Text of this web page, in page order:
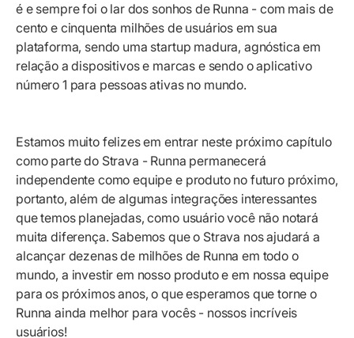
é e sempre foi o lar dos sonhos de Runna - com mais de
cento e cinquenta milhões de usuários em sua
plataforma, sendo uma startup madura, agnóstica em
relação a dispositivos e marcas e sendo o aplicativo
número 1 para pessoas ativas no mundo.
Estamos muito felizes em entrar neste próximo capítulo
como parte do Strava - Runna permanecerá
independente como equipe e produto no futuro próximo,
portanto, além de algumas integrações interessantes
que temos planejadas, como usuário você não notará
muita diferença. Sabemos que o Strava nos ajudará a
alcançar dezenas de milhões de Runna em todo o
mundo, a investir em nosso produto e em nossa equipe
para os próximos anos, o que esperamos que torne o
Runna ainda melhor para vocês - nossos incríveis
usuários!